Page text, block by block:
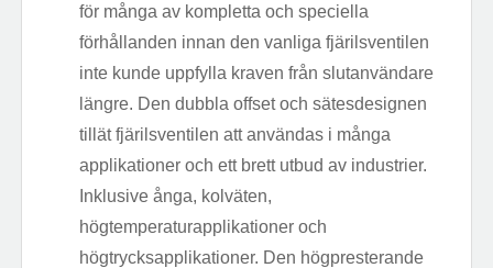
för många av kompletta och speciella
förhållanden innan den vanliga fjärilsventilen
inte kunde uppfylla kraven från slutanvändare
längre. Den dubbla offset och sätesdesignen
tillät fjärilsventilen att användas i många
applikationer och ett brett utbud av industrier.
Inklusive ånga, kolväten,
högtemperaturapplikationer och
högtrycksapplikationer. Den högpresterande